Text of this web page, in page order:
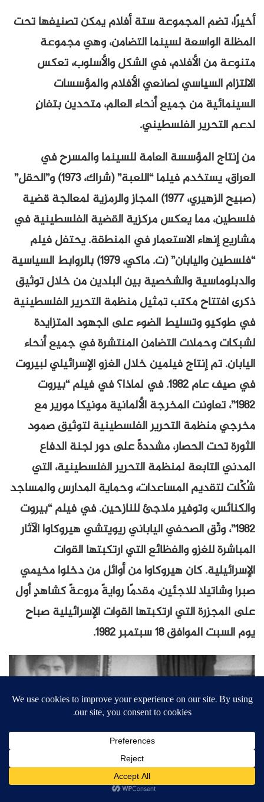
أخيرًا، تضم المجموعة ستة أفلام يمكن تصنيفها تحت
المظلة الواسعة لسينما التضامن، وهي مجموعة
متنوعة من الأفلام، في الشكل والأسلوب، تعكس
الالتزام السياسي لصانعي الأفلام والمؤسسات
السينمائية من جميع أنحاء العالم، متحدين بتفانٍ
لدعم التحرير الفلسطيني.
من إنتاج المؤسسة العامة للسينما والمسرح في
العراق، يستخدم فيلما “اللعبة” (شراك، 1973) و”الحقل”
(صبيح الزهيري، 1977) المجاز والرمزية لمعالجة قضية
فلسطين، مما يعكس مركزية القضية الفلسطينية في
مشاريع إنهاء الاستعمار في المنطقة. يحتفل فيلم
“فلسطين واليابان” (ت. ماكي، 1979) بالروابط السياسية
والدبلوماسية والشخصية بين البلدين من خلال توثيق
ذكرى افتتاح مكتب تمثيل منظمة التحرير الفلسطينية
في طوكيو وتسليط الضوء على الجهود المتزايدة
لشبكات وحملات التضامن المنتشرة في جميع أنحاء
اليابان. تم إنتاج فيلمين خلال الغزو الإسرائيلي لبيروت
في صيف عام 1982. في لماذا؟ في فيلم “بيروت
١٩٨٢”، تعاونت المخرجة الألمانية مونيكا مورير مع
مخرجي منظمة التحرير الفلسطينية لتوثيق صمود
الثورة تحت الحصار، مشددةً على دور لجنة الدفاع
المدني التابعة لمنظمة التحرير الفلسطينية، التي
شُكِّلت لتقديم المساعدات، وحماية المدارس والمساجد
والكنائس، وتوفير ملاجئ للنازحين. في فيلم “بيروت
١٩٨٢”، وثّق الصحفي الياباني ريويتشي هيروكاوا الآثار
المباشرة للغزو والفظائع التي ارتكبتها القوات
الإسرائيلية. كان هيروكاوا من أوائل من دخلوا مخيمي
صبرا وشاتيلا للاجئين، مقدمًا روايةً مروعةً كشاهدٍ أول
على المجزرة التي ارتكبتها القوات الإسرائيلية صباح
يوم السبت الموافق 18 سبتمبر 1982.